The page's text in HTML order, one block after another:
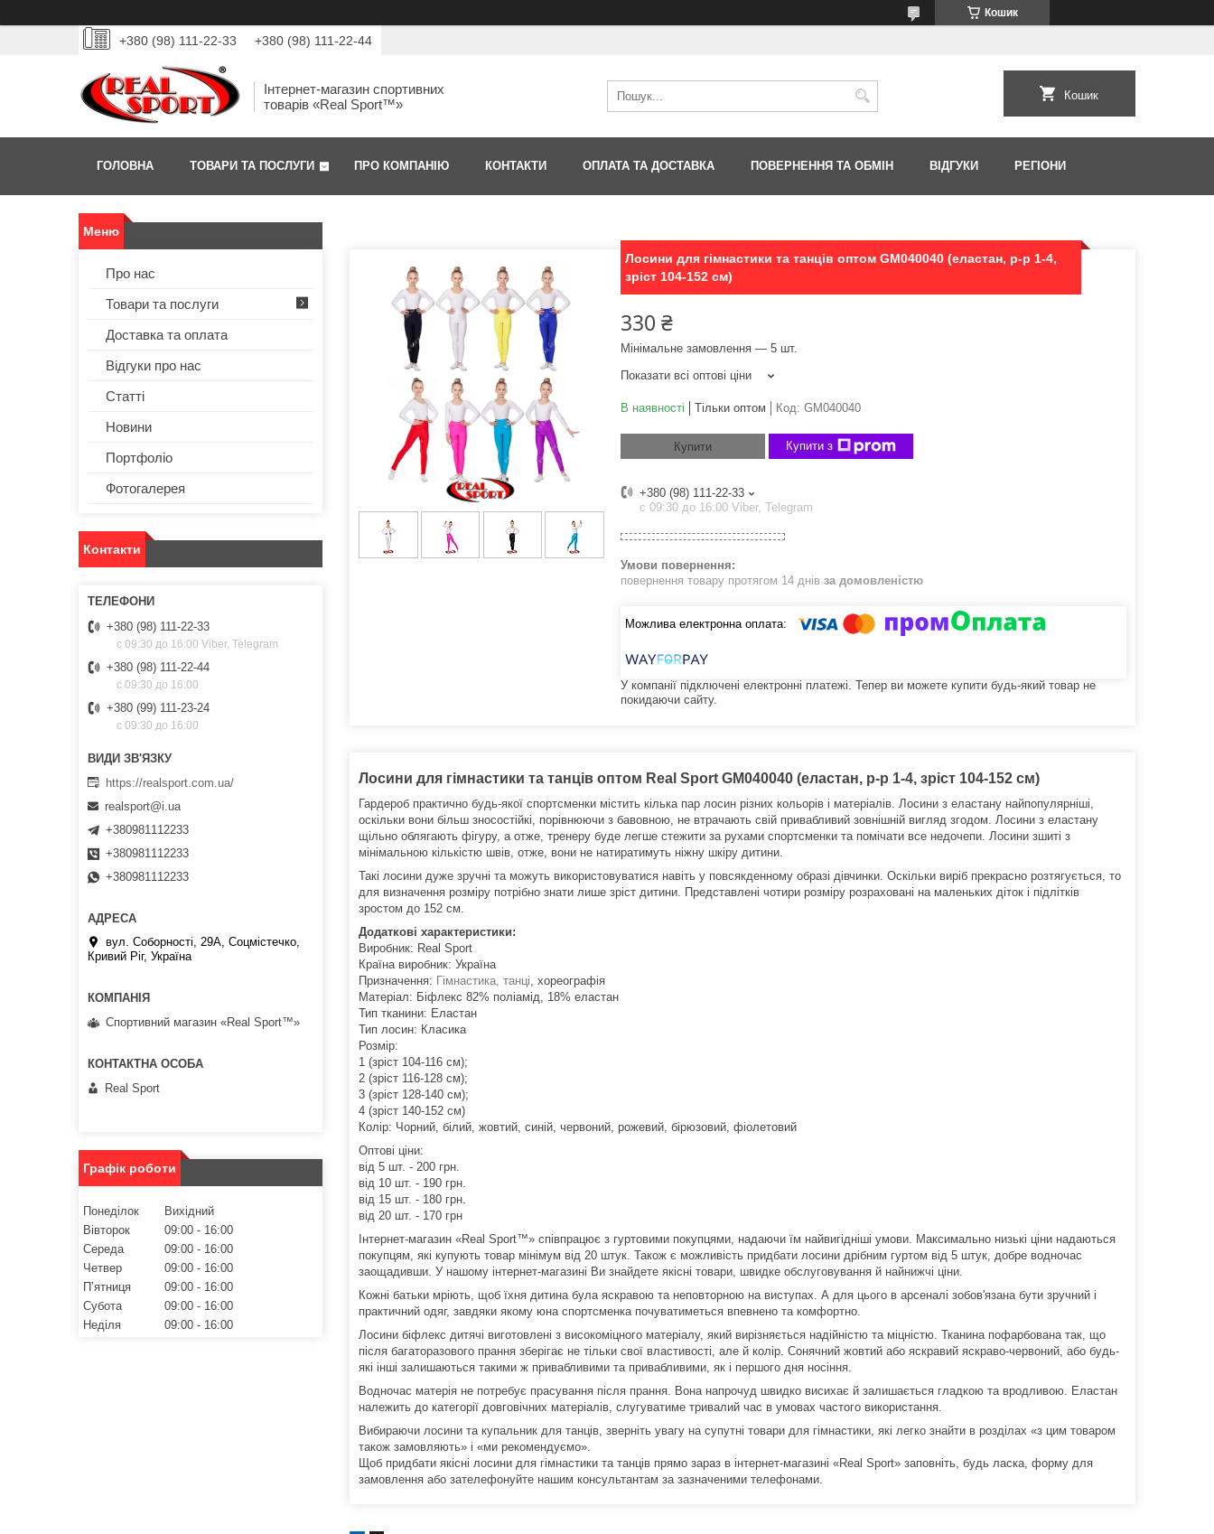
Кошик
+380 (98) 111-22-33 +380 (98) 111-22-44
Інтернет-магазин спортивних
товарів «Real Sport™»
Кошик
ГОЛОВНА ТОВАРИ ТА ПОСЛУГИ ПРО КОМПАНІЮ КОНТАКТИ ОПЛАТА ТА ДОСТАВКА ПОВЕРНЕННЯ ТА ОБМІН ВІДГУКИ РЕГІОНИ
Лосини для гімнастики та танців оптом GM040040 (еластан, р-р 1-4,
зріст 104-152 см)
330 ₴
Мінімальне замовлення — 5 шт.
Показати всі оптові ціни
В наявності Тільки оптом Код: GM040040
Купити Купити з
+380 (98) 111-22-33
с 09:30 до 16:00 Viber, Telegram
повернення товару протягом 14 днів за домовленістю
У компанії підключені електронні платежі. Тепер ви можете купити будь-який товар не
покидаючи сайту.
Лосини для гімнастики та танців оптом Real Sport GM040040 (еластан, р-р 1-4, зріст 104-152 см)
Гардероб практично будь-якої спортсменки містить кілька пар лосин різних кольорів і матеріалів. Лосини з еластану найпопулярніші,
оскільки вони більш зносостійкі, порівнюючи з бавовною, не втрачають свій привабливий зовнішній вигляд згодом. Лосини з еластану
щільно облягають фігуру, а отже, тренеру буде легше стежити за рухами спортсменки та помічати все недочепи. Лосини зшиті з
мінімальною кількістю швів, отже, вони не натиратимуть ніжну шкіру дитини.
Такі лосини дуже зручні та можуть використовуватися навіть у повсякденному образі дівчинки. Оскільки виріб прекрасно розтягується, то
для визначення розміру потрібно знати лише зріст дитини. Представлені чотири розміру розраховані на маленьких діток і підлітків
зростом до 152 см.
Додаткові характеристики:
Виробник: Real Sport
Країна виробник: Україна
Призначення: Гімнастика, танці , хореографія
Матеріал: Біфлекс 82% поліамід, 18% еластан
Тип тканини: Еластан
Тип лосин: Класика
Розмір:
1 (зріст 104-116 см);
2 (зріст 116-128 см);
3 (зріст 128-140 см);
4 (зріст 140-152 см)
Колір: Чорний, білий, жовтий, синій, червоний, рожевий, бірюзовий, фіолетовий
Оптові ціни:
від 5 шт. - 200 грн.
від 10 шт. - 190 грн.
від 15 шт. - 180 грн.
від 20 шт. - 170 грн
Інтернет-магазин «Real Sport™» співпрацює з гуртовими покупцями, надаючи їм найвигідніші умови. Максимально низькі ціни надаються
покупцям, які купують товар мінімум від 20 штук. Також є можливість придбати лосини дрібним гуртом від 5 штук, добре водночас
заощадивши. У нашому інтернет-магазині Ви знайдете якісні товари, швидке обслуговування й найнижчі ціни.
Кожні батьки мріють, щоб їхня дитина була яскравою та неповторною на виступах. А для цього в арсеналі зобов'язана бути зручний і
практичний одяг, завдяки якому юна спортсменка почуватиметься впевнено та комфортно.
Лосини біфлекс дитячі виготовлені з високоміцного матеріалу, який вирізняється надійністю та міцністю. Тканина пофарбована так, що
після багаторазового прання зберігає не тільки свої властивості, але й колір. Сонячний жовтий або яскравий яскраво-червоний, або будь-
які інші залишаються такими ж привабливими та привабливими, як і першого дня носіння.
Водночас матерія не потребує прасування після прання. Вона напрочуд швидко висихає й залишається гладкою та вродливою. Еластан
належить до категорії довговічних матеріалів, слугуватиме тривалий час в умовах частого використання.
Вибираючи лосини та купальник для танців, зверніть увагу на супутні товари для гімнастики, які легко знайти в розділах «з цим товаром
також замовляють» і «ми рекомендуємо».
Щоб придбати якісні лосини для гімнастики та танців прямо зараз в інтернет-магазині «Real Sport» заповніть, будь ласка, форму для
замовлення або зателефонуйте нашим консультантам за зазначеними телефонами.
Про нас
Товари та послуги
Доставка та оплата
Відгуки про нас
Статті
Новини
Портфоліо
Фотогалерея
Контакти
+380 (98) 111-22-33
с 09:30 до 16:00 Viber, Telegram
+380 (98) 111-22-44
с 09:30 до 16:00
+380 (99) 111-23-24
с 09:30 до 16:00
https://realsport.com.ua/
realsport@i.ua
+380981112233
+380981112233
+380981112233
вул. Соборності, 29А, Соцмістечко,
Кривий Ріг, Україна
Спортивний магазин «Real Sport™»
Real Sport
Графік роботи
Понеділок
Вихідний
Вівторок
09:00
16:00
Середа
09:00
16:00
Четвер
09:00
16:00
Пʼятниця
09:00
16:00
Субота
09:00
16:00
Неділя
09:00 16:00